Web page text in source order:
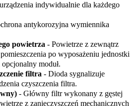
indywidualnie dla każdego
antykorozyjna wymiennika
powietrza - Powietrze z zewnątrz
po wyposażeniu jednostki
moduł.
filtra - Dioda sygnalizuje
czyszczenia filtra.
- Główny filtr wykonany z gęstej
z zanieczyszczeń mechanicznych